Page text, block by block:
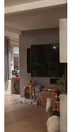
sur la